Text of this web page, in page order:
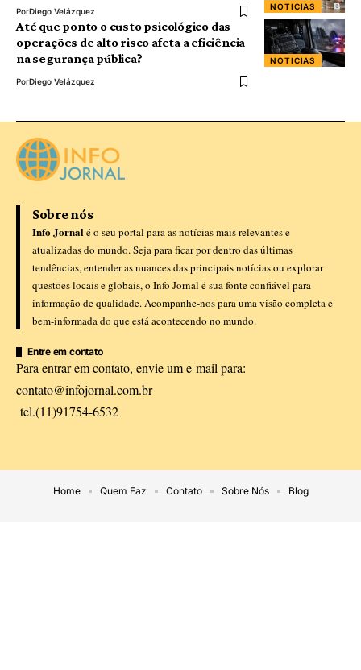
NOTICIAS
PorDiego Velázquez
NOTICIAS
Até que ponto o custo psicológico das
operações de alto risco afeta a eficiência
na segurança pública?
PorDiego Velázquez
Sobre nós
Info Jornal é o seu portal para as notícias mais relevantes e
atualizadas do mundo. Seja para ficar por dentro das últimas
tendências, entender as nuances das principais notícias ou explorar
questões locais e globais, o Info Jornal é sua fonte confiável para
informação de qualidade. Acompanhe-nos para uma visão completa e
bem-informada do que está acontecendo no mundo.
Entre em contato
Para entrar em contato, envie um e-mail para:
contato@infojornal.com.br
tel.(11)91754-6532
Home Quem Faz Contato Sobre Nós Blog